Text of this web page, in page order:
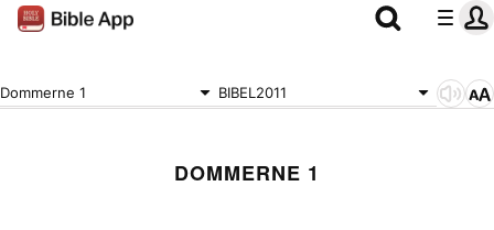
Dommerne 1 BIBEL2011
DOMMERNE 1